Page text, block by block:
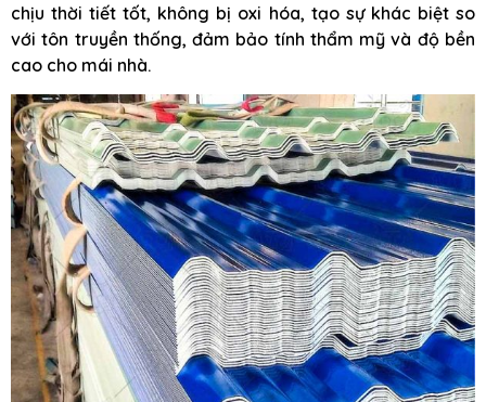
chịu thời tiết tốt, không bị oxi hóa, tạo sự khác biệt so
với tôn truyền thống, đảm bảo tính thẩm mỹ và độ bền
cao cho mái nhà.